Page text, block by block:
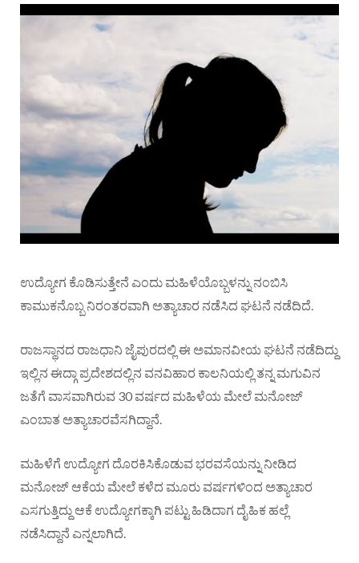
ಉದ್ಯೋಗ ಕೊಡಿಸುತ್ತೇನೆ ಎಂದು ಮಹಿಳೆಯೊಬ್ಬಳನ್ನು ನಂಬಿಸಿ
ಕಾಮುಕನೊಬ್ಬ ನಿರಂತರವಾಗಿ ಅತ್ಯಾಚಾರ ನಡೆಸಿದ ಘಟನೆ ನಡೆದಿದೆ.
ರಾಜಸ್ಥಾನದ ರಾಜಧಾನಿ ಜೈಪುರದಲ್ಲಿ ಈ ಅಮಾನವೀಯ ಘಟನೆ ನಡೆದಿದ್ದು
ಇಲ್ಲಿನ ಈದ್ಗಾ ಪ್ರದೇಶದಲ್ಲಿನ ವನವಿಹಾರ ಕಾಲನಿಯಲ್ಲಿ ತನ್ನ ಮಗುವಿನ
ಜತೆಗೆ ವಾಸವಾಗಿರುವ 30 ವರ್ಷದ ಮಹಿಳೆಯ ಮೇಲೆ ಮನೋಜ್‌
ಎಂಬಾತ ಅತ್ಯಾಚಾರವೆಸಗಿದ್ದಾನೆ.
ಮಹಿಳೆಗೆ ಉದ್ಯೋಗ ದೊರಕಿಸಿಕೊಡುವ ಭರವಸೆಯನ್ನು ನೀಡಿದ
ಮನೋಜ್‌ ಆಕೆಯ ಮೇಲೆ ಕಳೆದ ಮೂರು ವರ್ಷಗಳಿಂದ ಅತ್ಯಾಚಾರ
ಎಸಗುತ್ತಿದ್ದು ಆಕೆ ಉದ್ಯೋಗಕ್ಕಾಗಿ ಪಟ್ಟು ಹಿಡಿದಾಗ ದೈಹಿಕ ಹಲ್ಲೆ
ನಡೆಸಿದ್ದಾನೆ ಎನ್ನಲಾಗಿದೆ.